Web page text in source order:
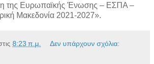
της Ευρωπαϊκής Ένωσης – ΕΣΠΑ –
Μακεδονία 2021-2027».
8:23 π.μ. Δεν υπάρχουν σχόλια: